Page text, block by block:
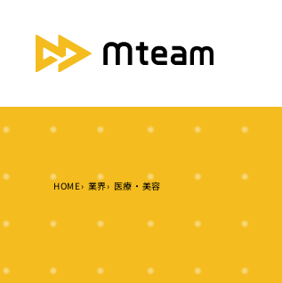
HOME 業界 医療・美容